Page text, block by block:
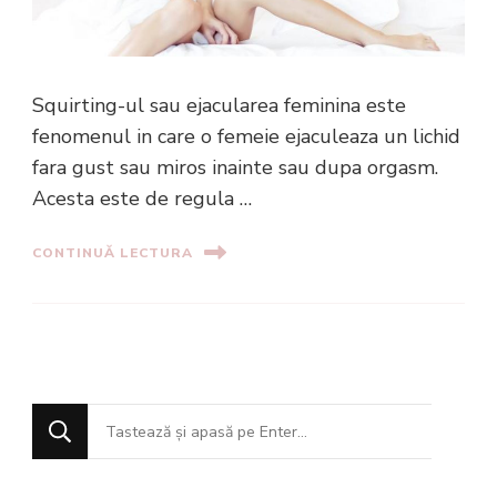
Squirting-ul sau ejacularea feminina este
fenomenul in care o femeie ejaculeaza un lichid
fara gust sau miros inainte sau dupa orgasm.
Acesta este de regula …
CONTINUĂ LECTURA
Cauți
ceva?